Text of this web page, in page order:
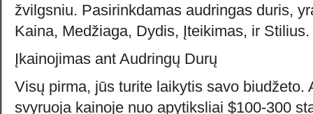
žvilgsniu. Pasirinkdamas audringas duris,
Kaina, Medžiaga, Dydis, Įteikimas, ir Stilius.
Įkainojimas ant Audringų Durų
Visų pirma, jūs turite laikytis savo biudžeto.
svyruoja kainoje nuo apytiksliai $100-300